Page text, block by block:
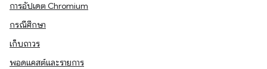
การอัปเดต Chromium
กรณีศึกษา
เก็บถาวร
พอดแคสต์และรายการ